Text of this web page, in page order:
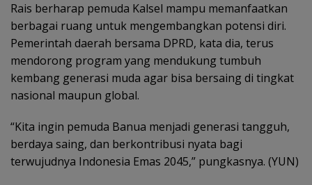
Rais berharap pemuda Kalsel mampu memanfaatkan
berbagai ruang untuk mengembangkan potensi diri.
Pemerintah daerah bersama DPRD, kata dia, terus
mendorong program yang mendukung tumbuh
kembang generasi muda agar bisa bersaing di tingkat
nasional maupun global.
“Kita ingin pemuda Banua menjadi generasi tangguh,
berdaya saing, dan berkontribusi nyata bagi
terwujudnya Indonesia Emas 2045,” pungkasnya. (YUN)